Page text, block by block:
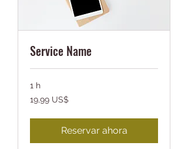
Service Name
1 h
dólares
19,99 US$
Reservar ahora